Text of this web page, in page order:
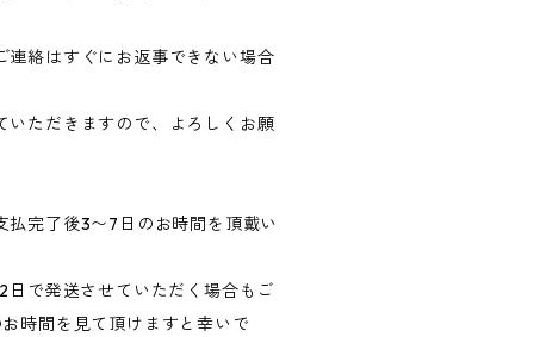
連絡はすぐにお返事できない場合
いただきますので、よろしくお願
払完了後3〜7日のお時間を頂戴い
日で発送させていただく場合もご
時間を見て頂けますと幸いで